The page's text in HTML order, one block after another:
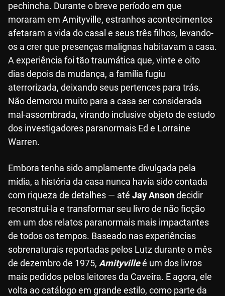
pechincha. Durante o breve período em que
moraram em Amityville, estranhos acontecimentos
afetaram a vida do casal e seus três filhos, levando-
os a crer que presenças malignas habitavam a casa.
A experiência foi tão traumática que, vinte e oito
dias depois da mudança, a família fugiu
aterrorizada, deixando seus pertences para trás.
Não demorou muito para a casa ser considerada
mal-assombrada, virando inclusive objeto de estudo
dos investigadores paranormais Ed e Lorraine
Warren.
Embora tenha sido amplamente divulgada pela
mídia, a história da casa nunca havia sido contada
com riqueza de detalhes — até Jay Ansondecidir
reconstruí-la e transformar seu livro de não ficção
em um dos relatos paranormais mais impactantes
de todos os tempos. Baseado nas experiências
sobrenaturais reportadas pelos Lutz durante o mês
de dezembro de 1975, Amityvilleé um dos livros
mais pedidos pelos leitores da Caveira. E agora, ele
volta ao catálogo em grande estilo, como parte da